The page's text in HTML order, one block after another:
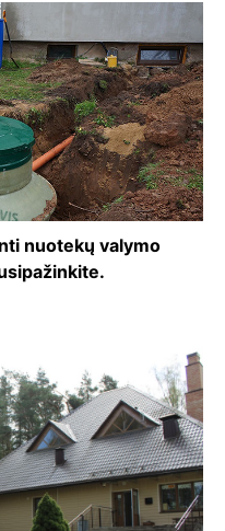
nuotekų valymo